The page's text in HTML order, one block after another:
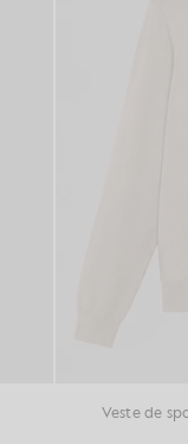
Veste de